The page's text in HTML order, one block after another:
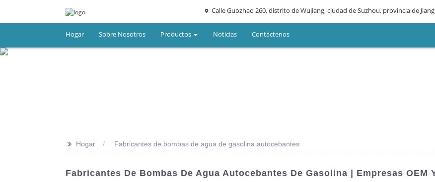
Calle Guozhao 260, distrito de Wujiang, ciudad de Suzhou, provincia de
Hogar Sobre Nosotros Productos Noticias Contáctenos
>> Hogar Fabricantes de bombas de agua de gasolina autocebantes
Fabricantes De Bombas De Agua Autocebantes De Gasolina | Empresas OEM